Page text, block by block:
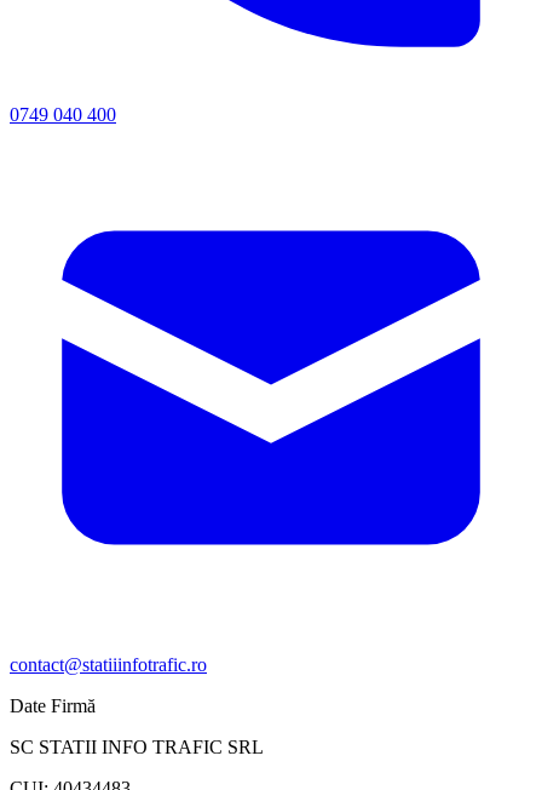
0749 040 400
contact@statiiinfotrafic.ro
Date Firmă
SC STATII INFO TRAFIC SRL